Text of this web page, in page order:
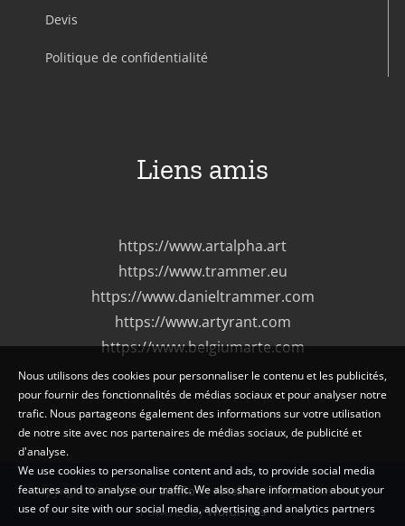
Devis
Politique de confidentialité
Liens amis
https://www.artalpha.art
https://www.trammer.eu
https://www.danieltrammer.com
https://www.artyrant.com
https://www.belgiumarte.com
Copyright 2012 - 2025 |arteflobyArteflo| All Rights Reserved |
Powered byWordPress
Nous utilisons des cookies pour personnaliser le contenu et les publicités,
pour fournir des fonctionnalités de médias sociaux et pour analyser notre
trafic. Nous partageons également des informations sur votre utilisation
de notre site avec nos partenaires de médias sociaux, de publicité et
d'analyse.
We use cookies to personalise content and ads, to provide social media
features and to analyse our traffic. We also share information about your
use of our site with our social media, advertising and analytics partners